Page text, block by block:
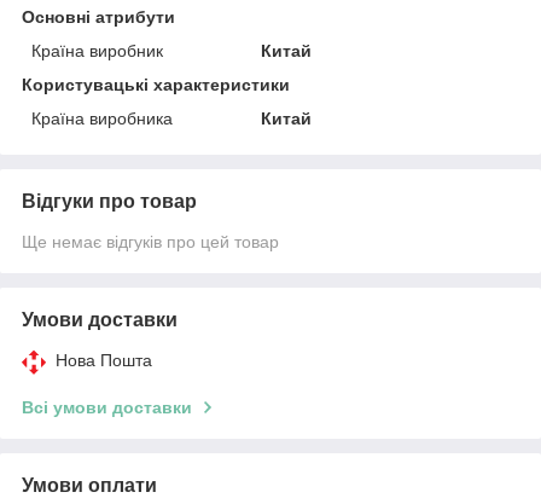
Основні атрибути
Країна виробник
Китай
Користувацькі характеристики
Країна виробника
Китай
Відгуки про товар
Ще немає відгуків про цей товар
Умови доставки
Нова Пошта
Всі умови доставки
Умови оплати